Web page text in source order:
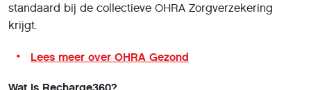
standaard bij de collectieve OHRA Zorgverzekering
krijgt.
Lees meer over OHRA Gezond
Wat is Recharge360?